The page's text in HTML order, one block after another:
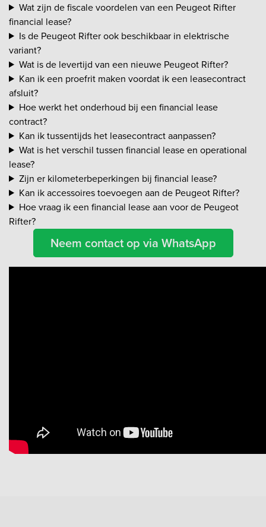
Wat zijn de fiscale voordelen van een Peugeot Rifter
financial lease?
Is de Peugeot Rifter ook beschikbaar in elektrische
variant?
Wat is de levertijd van een nieuwe Peugeot Rifter?
Kan ik een proefrit maken voordat ik een leasecontract
afsluit?
Hoe werkt het onderhoud bij een financial lease
contract?
Kan ik tussentijds het leasecontract aanpassen?
Wat is het verschil tussen financial lease en operational
lease?
Zijn er kilometerbeperkingen bij financial lease?
Kan ik accessoires toevoegen aan de Peugeot Rifter?
Hoe vraag ik een financial lease aan voor de Peugeot
Rifter?
Neem contact op via WhatsApp